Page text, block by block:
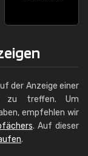
der Anzeige einer
zu treffen. Um
empfehlen wir
. Auf dieser
.